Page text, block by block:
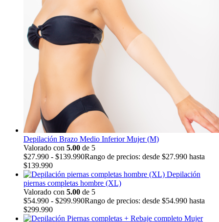
Depilación Brazo Medio Inferior Mujer (M)
Valorado con 5.00 de 5
$27.990 - $139.990Rango de precios: desde $27.990 hasta
$139.990
Depilación
piernas completas hombre (XL)
Valorado con 5.00 de 5
$54.990 - $299.990Rango de precios: desde $54.990 hasta
$299.990